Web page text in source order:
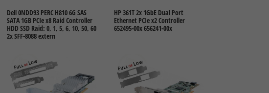
Dell 0NDD93 PERC H810 6G SAS
SATA 1GB PCIe x8 Raid Controller
HDD SSD Raid: 0, 1, 5, 6, 10, 50, 60
2x SFF-8088 extern
HP 361T 2x 1GbE Dual Port
Ethernet PCIe x2 Controller
652495-00x 656241-00x